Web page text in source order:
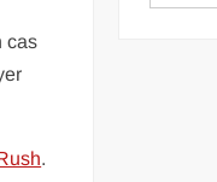
cas
.